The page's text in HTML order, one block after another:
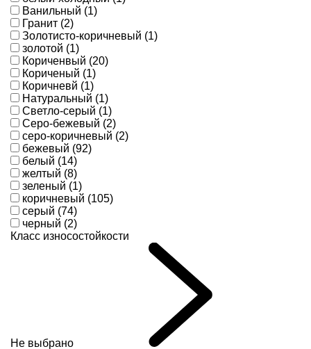
Ванильный (1)
Гранит (2)
Золотисто-коричневый (1)
золотой (1)
Кориченвый (20)
Кориченый (1)
Коричневй (1)
Натуральный (1)
Светло-серый (1)
Серо-бежевый (2)
серо-коричневый (2)
бежевый (92)
белый (14)
желтый (8)
зеленый (1)
коричневый (105)
серый (74)
черный (2)
Класс износостойкости
Не выбрано